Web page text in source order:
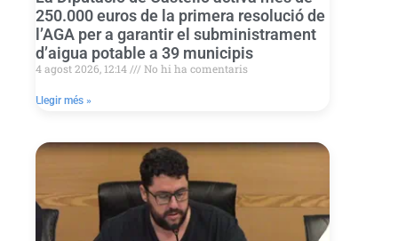
250.000 euros de la primera resolució de
l’AGA per a garantir el subministrament
d’aigua potable a 39 municipis
4 agost 2026, 12:14 No hi ha comentaris
Llegir més »